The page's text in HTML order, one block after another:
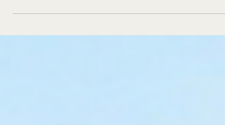
務，賓士 VITO 舒適接送，LINE 立即詢價：
@azo_transfer，30 分鐘內回覆。